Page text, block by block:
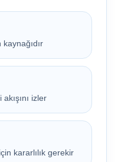
kaynağıdır
izler
kararlılık gerekir